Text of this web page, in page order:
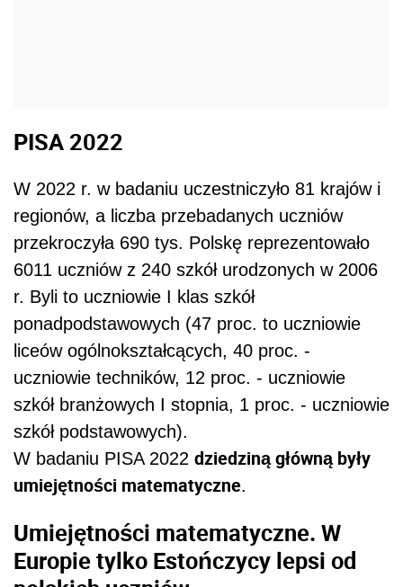
PISA 2022
W 2022 r. w badaniu uczestniczyło 81 krajów i
regionów, a liczba przebadanych uczniów
przekroczyła 690 tys. Polskę reprezentowało
6011 uczniów z 240 szkół urodzonych w 2006
r. Byli to uczniowie I klas szkół
ponadpodstawowych (47 proc. to uczniowie
liceów ogólnokształcących, 40 proc. -
uczniowie techników, 12 proc. - uczniowie
szkół branżowych I stopnia, 1 proc. - uczniowie
szkół podstawowych).
W badaniu PISA 2022 dziedziną główną były
umiejętności matematyczne.
Umiejętności matematyczne. W
Europie tylko Estończycy lepsi od